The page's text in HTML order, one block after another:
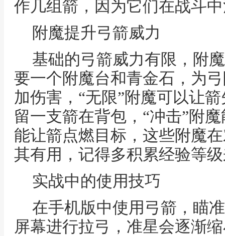
作几组箭，因为它们在战斗
附魔提升弓箭威力
基础的弓箭威力有限，附
要一个附魔台和青金石，为
加伤害，“无限”附魔可以让
留一支箭在背包，“冲击”附
能让箭点燃目标，这些附魔
其有用，记得多积累经验等
实战中的使用技巧
在手机版中使用弓箭，瞄
屏幕进行拉弓，准星会逐渐